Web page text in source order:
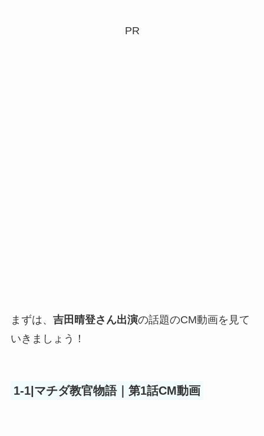
PR
まずは、 吉田晴登さん出演の話題のCM動画を見て
いきましょう！
1-1|マチダ教官物語｜第1話CM動画